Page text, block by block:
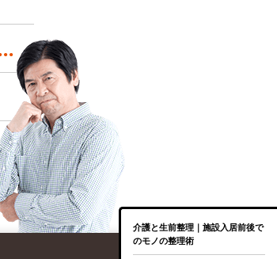
介護と生前整理｜施設入居前後で
のモノの整理術